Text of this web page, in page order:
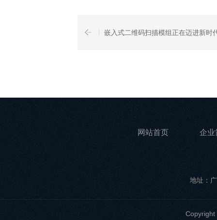
嵌入式二维码扫描模组正在迈进新时
网站首页 企业
地址：